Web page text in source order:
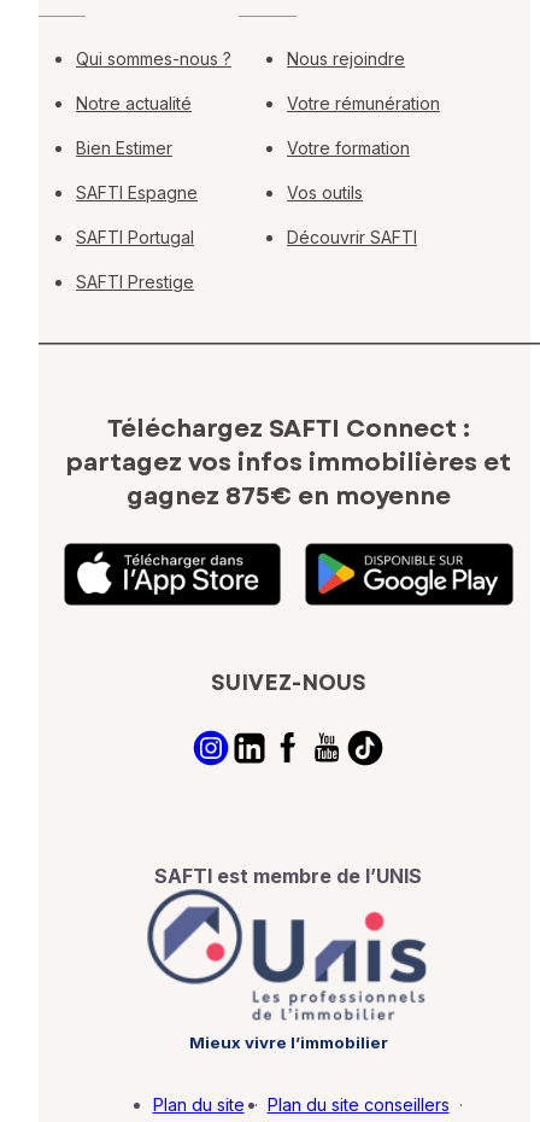
Qui sommes-nous ?
Notre actualité
Bien Estimer
SAFTI Espagne
SAFTI Portugal
SAFTI Prestige
Nous rejoindre
Votre rémunération
Votre formation
Vos outils
Découvrir SAFTI
Téléchargez SAFTI Connect :
partagez vos infos immobilières et
gagnez 875€ en moyenne
SUIVEZ-NOUS
SAFTI est membre de l’UNIS
Mieux vivre l’immobilier
Plan du site · Plan du site conseillers ·